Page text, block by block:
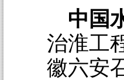
中国
治淮工
徽六安